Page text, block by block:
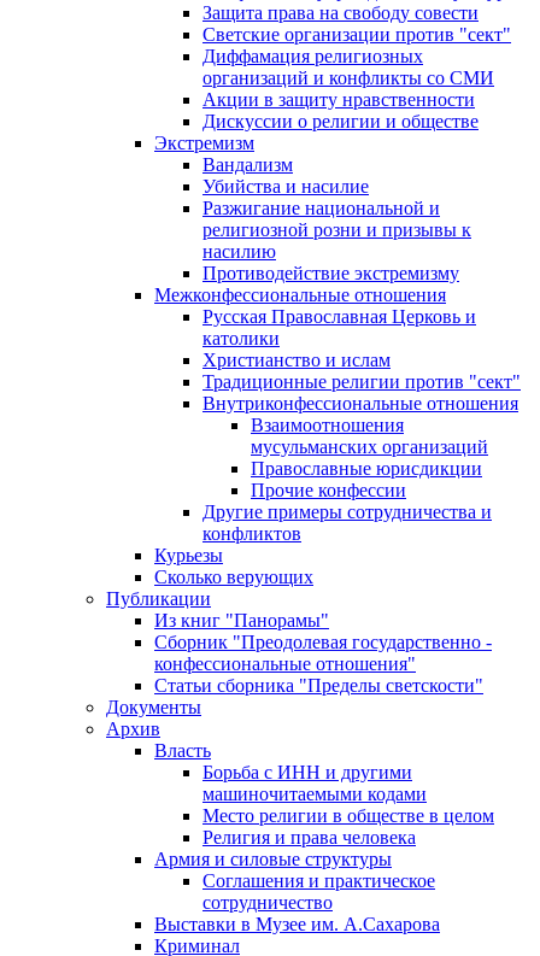
Защита права на свободу совести
Светские организации против "сект"
Диффамация религиозных
организаций и конфликты со СМИ
Акции в защиту нравственности
Дискуссии о религии и обществе
Экстремизм
Вандализм
Убийства и насилие
Разжигание национальной и
религиозной розни и призывы к
насилию
Противодействие экстремизму
Межконфессиональные отношения
Русская Православная Церковь и
католики
Христианство и ислам
Традиционные религии против "сект"
Внутриконфессиональные отношения
Взаимоотношения
мусульманских организаций
Православные юрисдикции
Прочие конфессии
Другие примеры сотрудничества и
конфликтов
Курьезы
Сколько верующих
Публикации
Из книг "Панорамы"
Сборник "Преодолевая государственно -
конфессиональные отношения"
Статьи сборника "Пределы светскости"
Документы
Архив
Власть
Борьба с ИНН и другими
машиночитаемыми кодами
Место религии в обществе в целом
Религия и права человека
Армия и силовые структуры
Соглашения и практическое
сотрудничество
Выставки в Музее им. А.Сахарова
Криминал